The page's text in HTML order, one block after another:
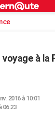
à la
2016 à 10:01
06:23